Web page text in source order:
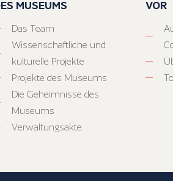
MUSEUMS
Das Team
Wissenschaftliche und
kulturelle Projekte
Projekte des Museums
Die Geheimnisse des
Museums
Verwaltungsakte
VOR